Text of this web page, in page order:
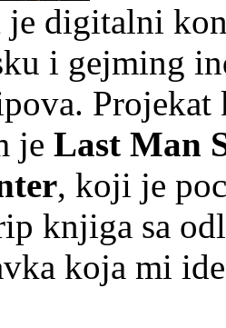
je digitalni
i gejming
je Last Man
, koji je
knjiga sa
koja mi